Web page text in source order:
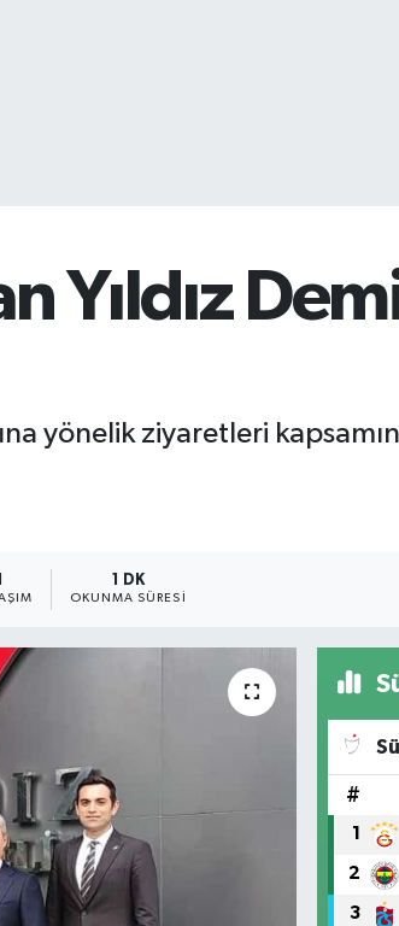
Yıldız
yönelik ziyaretleri
1 DK
OKUNMA SÜRESI
#
1
2
3